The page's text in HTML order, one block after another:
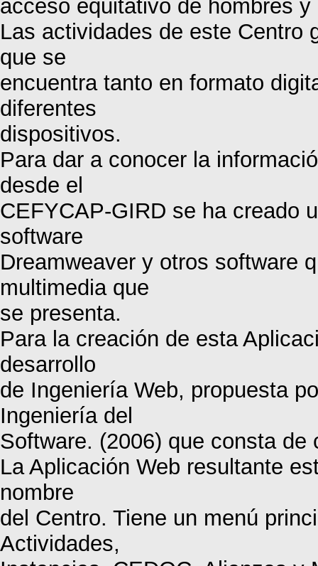
acceso equitativo de hombres y
Las actividades de este Centro
que se
encuentra tanto en formato
diferentes
dispositivos.
Para dar a conocer la
desde el
CEFYCAP-GIRD se ha creado
software
Dreamweaver y otros software
multimedia que
se presenta.
Para la creación de esta
desarrollo
de Ingeniería Web, propuesta
Ingeniería del
Software. (2006) que consta de
La Aplicación Web resultante
nombre
del Centro. Tiene un menú
Actividades,